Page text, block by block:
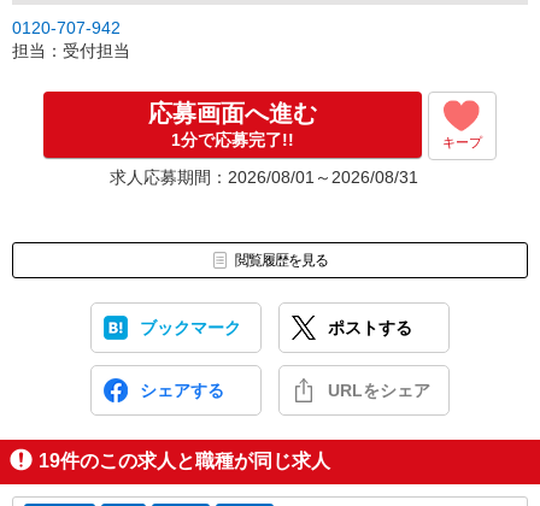
0120-707-942
担当：受付担当
応募画面へ進む
1分で応募完了!! キープ
求人応募期間：2026/08/01～2026/08/31
閲覧履歴を見る
ブックマーク ポストする
シェアする URLをシェア
19件のこの求人と職種が同じ求人